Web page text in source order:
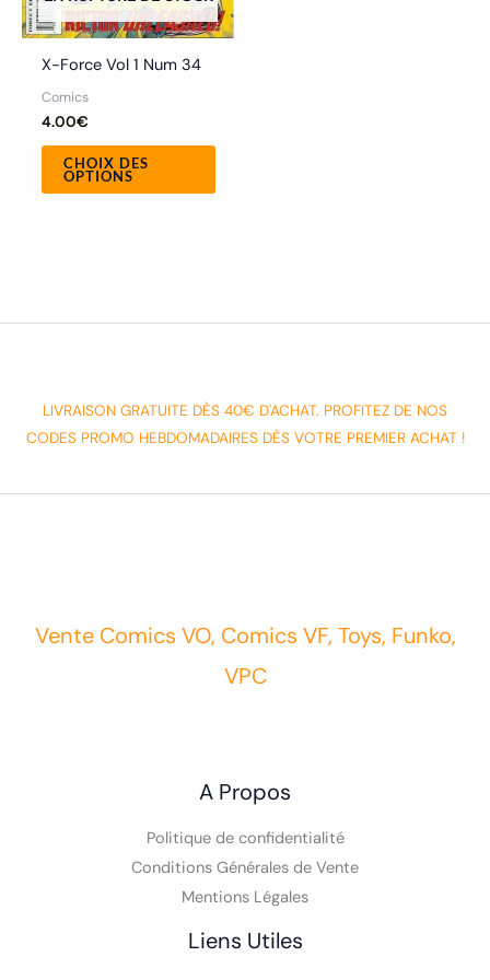
X-Force Vol 1 Num 34
Comics
4.00€
CHOIX DES
OPTIONS
sur
LIVRAISON GRATUITE DÈS 40€ D'ACHAT. PROFITEZ DE NOS
CODES PROMO HEBDOMADAIRES DÈS VOTRE PREMIER ACHAT !
Vente Comics VO, Comics VF, Toys, Funko,
VPC
A Propos
Politique de confidentialité
Conditions Générales de Vente
Mentions Légales
Liens Utiles